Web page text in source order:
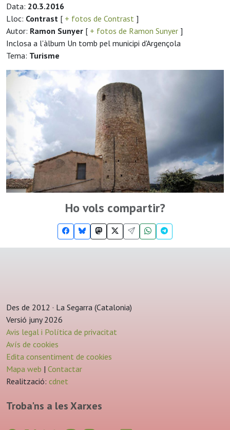
Data: 20.3.2016
Lloc: Contrast [ + fotos de Contrast ]
Autor: Ramon Sunyer [ + fotos de Ramon Sunyer ]
Inclosa a l'àlbum Un tomb pel municipi d'Argençola
Tema: Turisme
Ho vols compartir?
Des de 2012 · La Segarra (Catalonia)
Versió juny 2026
Avis legal i Política de privacitat
Avís de cookies
Edita consentiment de cookies
Mapa web | Contactar
Realització: cdnet
Troba'ns a les Xarxes